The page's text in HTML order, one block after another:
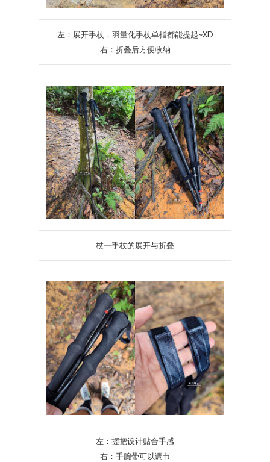
左：展开手杖，羽量化手杖单指都能提起~XD
右：折叠后方便收纳
杖一手杖的展开与折叠
左：握把设计贴合手感
右：手腕带可以调节